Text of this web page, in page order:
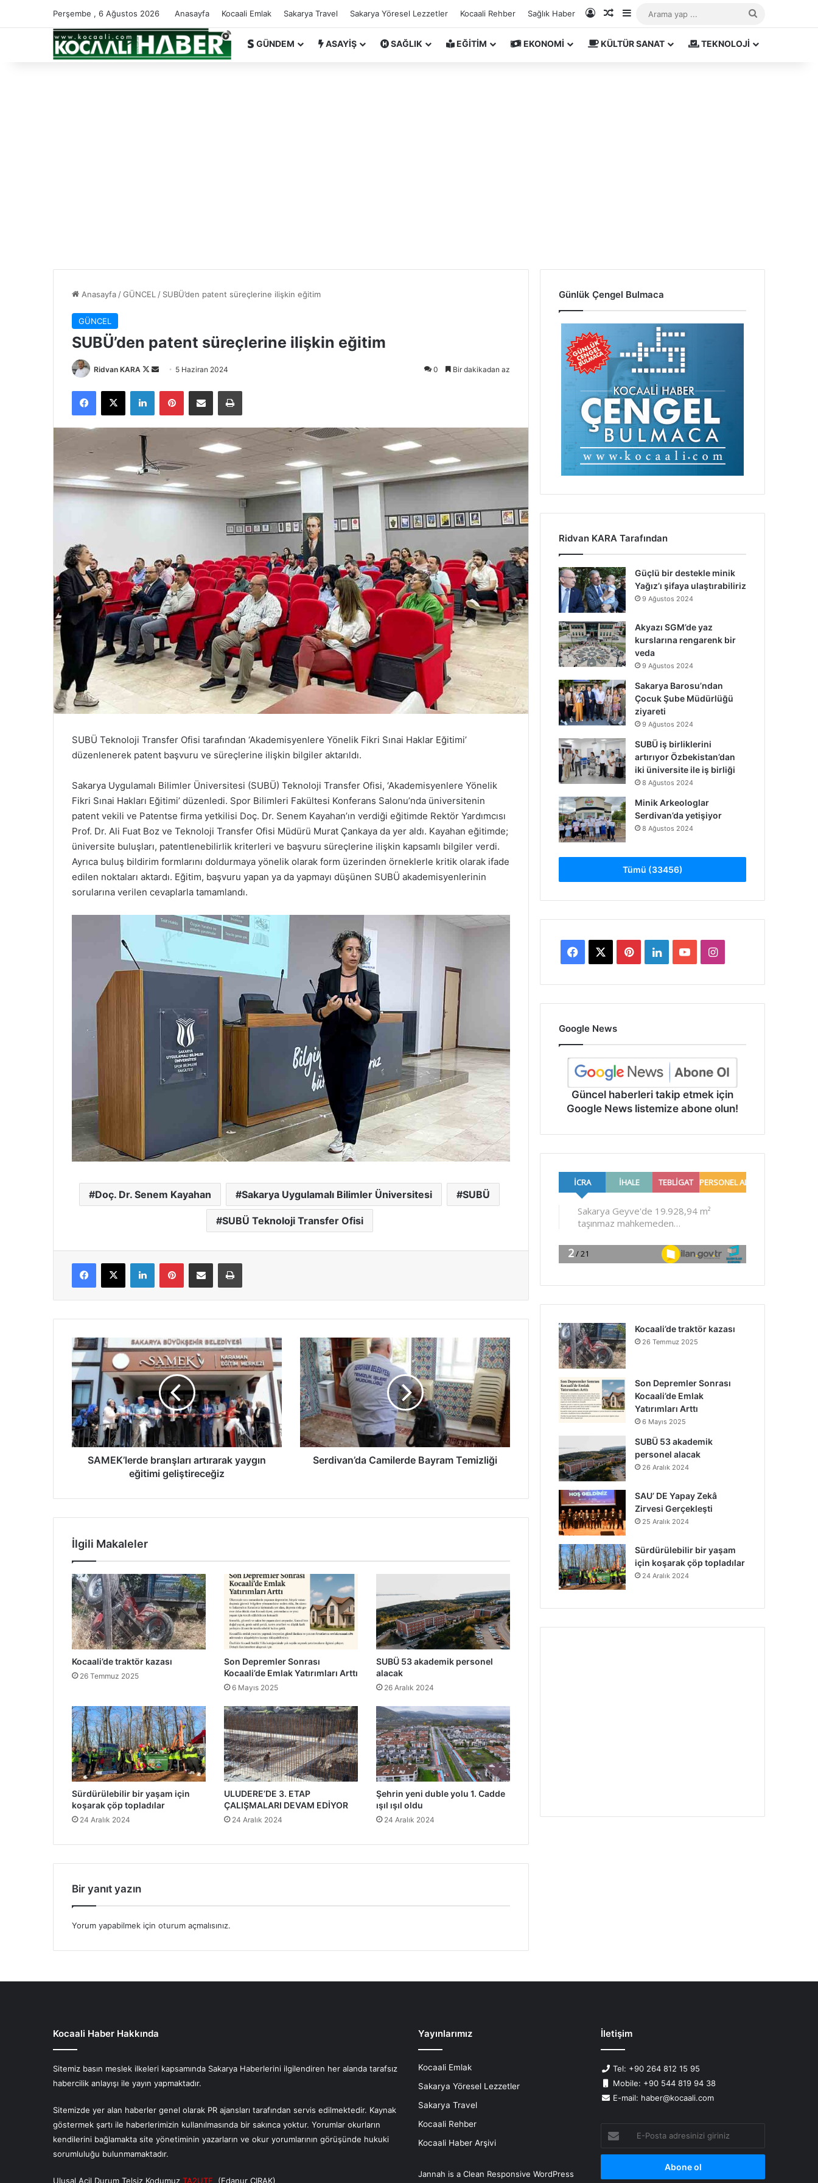
Perşembe , 6 Ağustos 2026 Anasayfa Kocaali Emlak Sakarya Travel Sakarya Yöresel Lezzetler Kocaali Rehber Sağlık Haber Kayıt OlRastgele Makale
Kenar Bölmesi
GÜNDEM ASAYİŞ SAĞLIK EĞİTİM EKONOMİ KÜLTÜR SANAT TEKNOLOJİ
Anasayfa /GÜNCEL / SUBÜ’den patent süreçlerine ilişkin eğitim
GÜNCEL
SUBÜ’den patent süreçlerine ilişkin eğitim
Ridvan KARA
Follow
Bir
posta
göndermek
5 Haziran 2024 0 Bir dakikadan az
Facebook
X LinkedInPinterestE-Posta ile paylaş Yazdır
SUBÜ Teknoloji Transfer Ofisi tarafından ‘Akademisyenlere Yönelik Fikri Sınai Haklar Eğitimi’
düzenlenerek patent başvuru ve süreçlerine ilişkin bilgiler aktarıldı.
Sakarya Uygulamalı Bilimler Üniversitesi (SUBÜ) Teknoloji Transfer Ofisi, ‘Akademisyenlere Yönelik
Fikri Sınai Hakları Eğitimi’ düzenledi. Spor Bilimleri Fakültesi Konferans Salonu’nda üniversitenin
patent vekili ve Patentse firma yetkilisi Doç. Dr. Senem Kayahan’ın verdiği eğitimde Rektör Yardımcısı
Prof. Dr. Ali Fuat Boz ve Teknoloji Transfer Ofisi Müdürü Murat Çankaya da yer aldı. Kayahan eğitimde;
üniversite buluşları, patentlenebilirlik kriterleri ve başvuru süreçlerine ilişkin kapsamlı bilgiler verdi.
Ayrıca buluş bildirim formlarını doldurmaya yönelik olarak form üzerinden örneklerle kritik olarak ifade
edilen noktaları aktardı. Eğitim, başvuru yapan ya da yapmayı düşünen SUBÜ akademisyenlerinin
sorularına verilen cevaplarla tamamlandı.
Doç. Dr. Senem Kayahan Sakarya Uygulamalı Bilimler Üniversitesi SUBÜ
SUBÜ Teknoloji Transfer Ofisi
Facebook
X LinkedInPinterestE-Posta ile paylaş Yazdır
SAMEK’lerde
branşları
artırarak
yaygın
eğitimi
geliştireceğiz
SAMEK’lerde branşları artırarak yaygın
eğitimi geliştireceğiz
Serdivan’da
Camilerde
Bayram
Temizliği
Serdivan’da Camilerde Bayram Temizliği
İlgili Makaleler
Kocaali’de traktör kazası
26 Temmuz 2025
Son Depremler Sonrası
Kocaali’de Emlak Yatırımları Arttı
6 Mayıs 2025
SUBÜ 53 akademik personel
alacak
26 Aralık 2024
Sürdürülebilir bir yaşam için
koşarak çöp topladılar
24 Aralık 2024
ULUDERE’DE 3. ETAP
ÇALIŞMALARI DEVAM EDİYOR
24 Aralık 2024
Şehrin yeni duble yolu 1. Cadde
ışıl ışıl oldu
24 Aralık 2024
Bir yanıt yazın
Yorum yapabilmek için oturum açmalısınız.
Günlük Çengel Bulmaca
Ridvan KARA Tarafından
Güçlü bir destekle minik
Yağız’ı şifaya ulaştırabiliriz
9 Ağustos 2024
Akyazı SGM’de yaz
kurslarına rengarenk bir
veda
9 Ağustos 2024
Sakarya Barosu’ndan
Çocuk Şube Müdürlüğü
ziyareti
9 Ağustos 2024
SUBÜ iş birliklerini
artırıyor Özbekistan’dan
iki üniversite ile iş birliği
8 Ağustos 2024
Minik Arkeologlar
Serdivan’da yetişiyor
8 Ağustos 2024
Tümü (33456)
Facebook PinterestLinkedInYouTubeInstagram
Google News
Güncel haberleri takip etmek için
Google News listemize abone olun!
Kocaali’de traktör kazası
26 Temmuz 2025
Son Depremler Sonrası
Kocaali’de Emlak
Yatırımları Arttı
6 Mayıs 2025
SUBÜ 53 akademik
personel alacak
26 Aralık 2024
SAU’ DE Yapay Zekâ
Zirvesi Gerçekleşti
25 Aralık 2024
Sürdürülebilir bir yaşam
için koşarak çöp topladılar
24 Aralık 2024
Kocaali Haber Hakkında
Sitemiz basın meslek ilkeleri kapsamında Sakarya Haberlerini ilgilendiren her alanda tarafsız
habercilik anlayışı ile yayın yapmaktadır.
Sitemizde yer alan haberler genel olarak PR ajansları tarafından servis edilmektedir. Kaynak
göstermek şartı ile haberlerimizin kullanılmasında bir sakınca yoktur. Yorumlar okurların
kendilerini bağlamakta site yönetiminin yazarların ve okur yorumlarının görüşünde hukuki
sorumluluğu bulunmamaktadır.
Ulusal Acil Durum Telsiz Kodumuz TA2UTF (Edanur ÇIRAK)
Yayınlarımız
Kocaali Emlak
Sakarya Yöresel Lezzetler
Sakarya Travel
Kocaali Rehber
Kocaali Haber Arşivi
Jannah is a Clean Responsive WordPress
İletişim
Tel: +90 264 812 15 95
Mobile: +90 544 819 94 38
E-mail: haber@kocaali.com
Posta
adresinizi